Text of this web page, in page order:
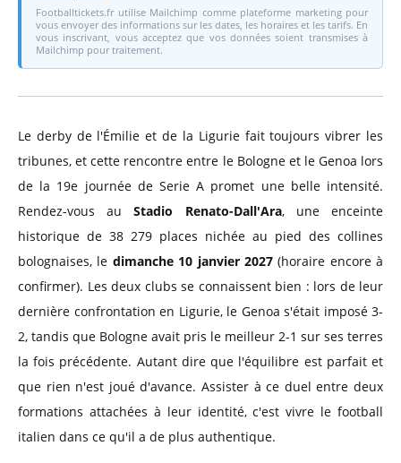
Footballtickets.fr utilise Mailchimp comme plateforme marketing pour
vous envoyer des informations sur les dates, les horaires et les tarifs. En
vous inscrivant, vous acceptez que vos données soient transmises à
Mailchimp pour traitement.
Le derby de l'Émilie et de la Ligurie fait toujours vibrer les
tribunes, et cette rencontre entre le Bologne et le Genoa lors
de la 19e journée de Serie A promet une belle intensité.
Rendez-vous auStadio Renato-Dall'Ara, une enceinte
historique de 38 279 places nichée au pied des collines
bolognaises, le dimanche 10 janvier 2027(horaire encore à
confirmer). Les deux clubs se connaissent bien : lors de leur
dernière confrontation en Ligurie, le Genoa s'était imposé 3-
2, tandis que Bologne avait pris le meilleur 2-1 sur ses terres
la fois précédente. Autant dire que l'équilibre est parfait et
que rien n'est joué d'avance. Assister à ce duel entre deux
formations attachées à leur identité, c'est vivre le football
italien dans ce qu'il a de plus authentique.